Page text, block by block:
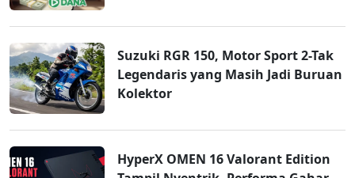
Suzuki RGR 150, Motor Sport 2-Tak
Legendaris yang Masih Jadi Buruan
Kolektor
HyperX OMEN 16 Valorant Edition